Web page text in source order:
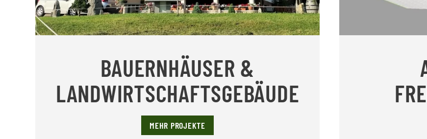
BAUERNHÄUSER &
LANDWIRTSCHAFTSGEBÄUDE
MEHR PROJEKTE